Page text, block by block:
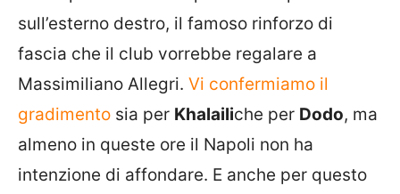
sull’esterno destro, il famoso rinforzo di
fascia che il club vorrebbe regalare a
Massimiliano Allegri. Vi confermiamo il
gradimento sia per Khalailiche per Dodo, ma
almeno in queste ore il Napoli non ha
intenzione di affondare. E anche per questo